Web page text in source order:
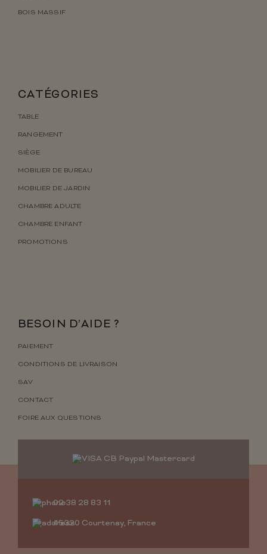
BOIS MASSIF
CATÉGORIES
TABLE
RANGEMENT
SIÈGE
MOBILIER DE BUREAU
MOBILIER DE JARDIN
CHAMBRE ADULTE
CHAMBRE ENFANT
PROMOTIONS
BESOIN D’AIDE ?
PAIEMENT
CONDITIONS DE LIVRAISON
SAV
CONTACT
FOIRE AUX QUESTIONS
02 38 28 83 11
45320 Courtenay, France